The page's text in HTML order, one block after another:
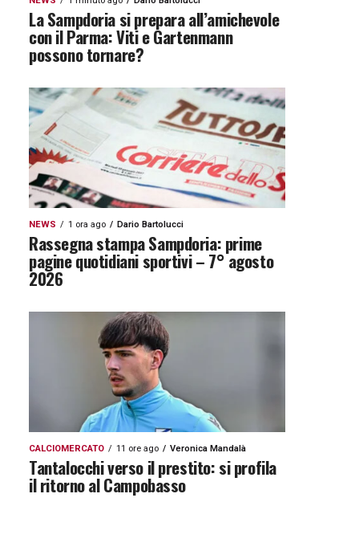
La Sampdoria si prepara all’amichevole
con il Parma: Viti e Gartenmann
possono tornare?
NEWS 1 ora ago Dario Bartolucci
Rassegna stampa Sampdoria: prime
pagine quotidiani sportivi – 7° agosto
2026
CALCIOMERCATO 11 ore ago Veronica Mandalà
Tantalocchi verso il prestito: si profila
il ritorno al Campobasso